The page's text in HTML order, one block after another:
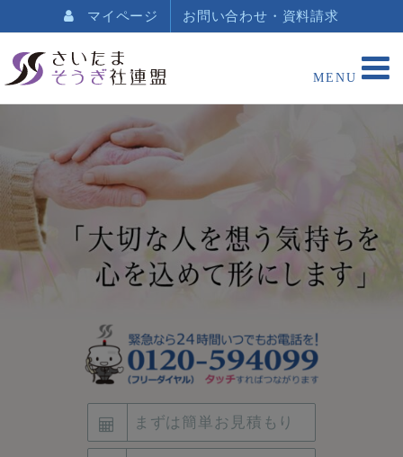
マイページ お問い合わせ・資料請求
まずは簡単お見積もり